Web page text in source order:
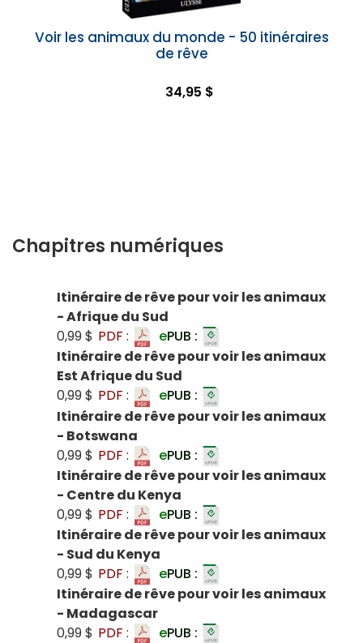
Voir les animaux du monde - 50 itinéraires
de rêve
34,95 $
Chapitres numériques
Itinéraire de rêve pour voir les animaux
- Afrique du Sud
0,99 $ PDF : ePUB :
Itinéraire de rêve pour voir les animaux
Est Afrique du Sud
0,99 $ PDF : ePUB :
Itinéraire de rêve pour voir les animaux
- Botswana
0,99 $ PDF : ePUB :
Itinéraire de rêve pour voir les animaux
- Centre du Kenya
0,99 $ PDF : ePUB :
Itinéraire de rêve pour voir les animaux
- Sud du Kenya
0,99 $ PDF : ePUB :
Itinéraire de rêve pour voir les animaux
- Madagascar
0,99 $ PDF : ePUB :